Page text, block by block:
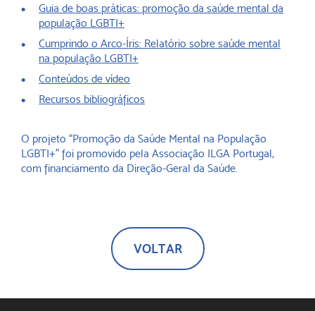
Guia de boas práticas: promoção da saúde mental da
população LGBTI+
Cumprindo o Arco-Íris: Relatório sobre saúde mental
na população LGBTI+
Conteúdos de vídeo
Recursos bibliográficos
O projeto “Promoção da Saúde Mental na População
LGBTI+” foi promovido pela Associação ILGA Portugal,
com financiamento da Direção-Geral da Saúde.
VOLTAR